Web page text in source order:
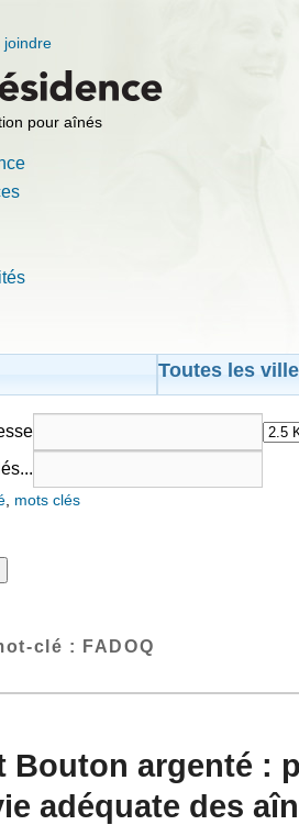
joindre
pour aînés
Toutes les
mots clés
clé : FADOQ
Bouton argenté :
adéquate des